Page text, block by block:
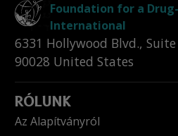
Foundation for a
International
6331 Hollywood Blvd.,
90028 United States
RÓLUNK
Az Alapítványról